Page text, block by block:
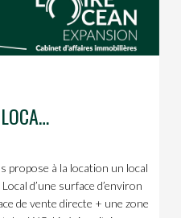
A LOUER LOYER PUR LOCAL COMMERCIAL MARCHE DE LA BAULE
propose à la location un local
d’une surface d’environ
de vente directe + une zone